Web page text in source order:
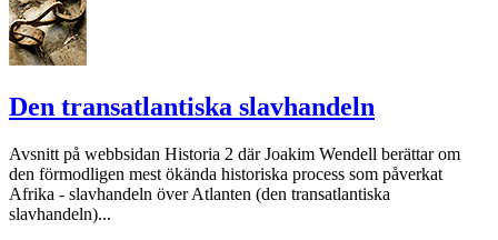
Den transatlantiska slavhandeln
Avsnitt på webbsidan Historia 2 där Joakim Wendell berättar om
den förmodligen mest ökända historiska process som påverkat
Afrika - slavhandeln över Atlanten (den transatlantiska
slavhandeln)...